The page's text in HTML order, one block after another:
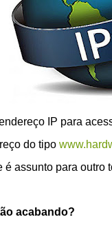
IP para
do tipo
assunto para outro
acabando?